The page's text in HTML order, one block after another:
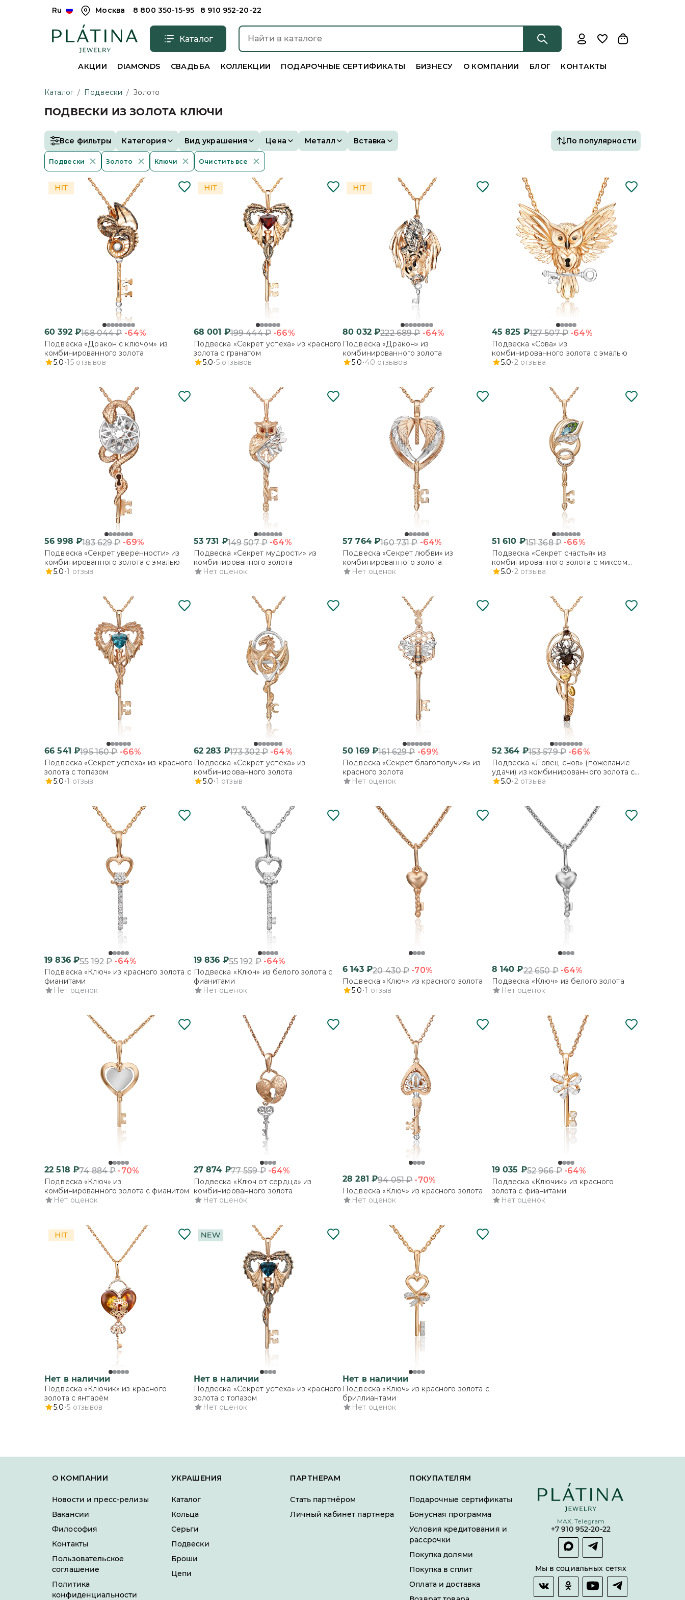
Ru Москва 8 800 350-15-95 8 910 952-20-22
Каталог
АКЦИИ DIAMONDS СВАДЬБА КОЛЛЕКЦИИ ПОДАРОЧНЫЕ СЕРТИФИКАТЫ БИЗНЕСУ О КОМПАНИИ БЛОГ КОНТАКТЫ
Каталог / Подвески / Золото
ПОДВЕСКИ ИЗ ЗОЛОТА КЛЮЧИ
Все фильтры Категория Вид украшения Цена Металл Вставка По популярности
Подвески Золото Ключи Очистить все
60 392₽168 044₽ -64%
Подвеска «Дракон с ключом» из
комбинированного золота
5.0 15 отзывов
68 001 ₽199 444₽ -66%
Подвеска «Секрет успеха» из красного
золота с гранатом
5.0 5 отзывов
80 032₽222 689₽ -64%
Подвеска «Дракон» из
комбинированного золота
5.0 40 отзывов
45 825 ₽127 507₽ -64%
Подвеска «Сова» из
комбинированного золота с эмалью
5.0 2 отзыва
56 998 ₽183 629₽ -69%
Подвеска «Секрет уверенности» из
комбинированного золота с эмалью
5.0 1 отзыв
53 731 ₽149 507₽ -64%
Подвеска «Секрет мудрости» из
комбинированного золота
Нет оценок
57 764₽160 731₽ -64%
Подвеска «Секрет любви» из
комбинированного золота
Нет оценок
51 610 ₽151 368₽ -66%
Подвеска «Секрет счастья» из
комбинированного золота с миксом
камней
5.0 2 отзыва
66 541 ₽195 160₽ -66%
Подвеска «Секрет успеха» из красного
золота с топазом
5.0 1 отзыв
62 283 ₽173 302₽ -64%
Подвеска «Секрет успеха» из
комбинированного золота
5.0 1 отзыв
50 169₽161 629₽ -69%
Подвеска «Секрет благополучия» из
красного золота
Нет оценок
52 364 ₽153 579₽ -66%
Подвеска «Ловец снов» (пожелание
удачи) из комбинированного золота с
кварцем дымчатым
5.0 2 отзыва
19 836₽55 192₽ -64%
Подвеска «Ключ» из красного золота с
фианитами
Нет оценок
19 836 ₽55 192₽ -64%
Подвеска «Ключ» из белого золота с
фианитами
Нет оценок
6 143₽20 430₽ -70%
Подвеска «Ключ» из красного золота
5.0 1 отзыв
8 140 ₽22 650₽ -64%
Подвеска «Ключ» из белого золота
Нет оценок
22 518 ₽74 884₽ -70%
Подвеска «Ключ» из
комбинированного золота с фианитом
Нет оценок
27 874 ₽77 559₽ -64%
Подвеска «Ключ от сердца» из
комбинированного золота
Нет оценок
28 281 ₽94 051₽ -70%
Подвеска «Ключ» из красного золота
Нет оценок
19 035 ₽52 966₽ -64%
Подвеска «Ключик» из красного
золота с фианитами
Нет оценок
Нет в наличии
Подвеска «Ключик» из красного
золота с янтарём
5.0 5 отзывов
Нет в наличии
Подвеска «Секрет успеха» из красного
золота с топазом
Нет оценок
Нет в наличии
Подвеска «Ключ» из красного золота с
бриллиантами
Нет оценок
О КОМПАНИИ
Новости и пресс-релизы
Вакансии
Философия
Контакты
Пользовательское
соглашение
Политика
конфиденциальности
УКРАШЕНИЯ
Каталог
Кольца
Серьги
Подвески
Броши
Цепи
ПАРТНЕРАМ
Стать партнёром
Личный кабинет партнера
ПОКУПАТЕЛЯМ
Подарочные сертификаты
Бонусная программа
Условия кредитования и
рассрочки
Покупка долями
Покупка в сплит
Оплата и доставка
MAX, Telegram
+7 910 952-20-22
Мы в социальных сетях